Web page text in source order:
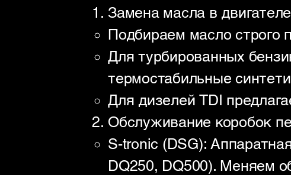
Замена масла в
Подбираем масло строго
Для турбированных
термостабильные
Для дизелей TDI
Обслуживание коробок
S-tronic (DSG):
DQ250, DQ500). Меняем